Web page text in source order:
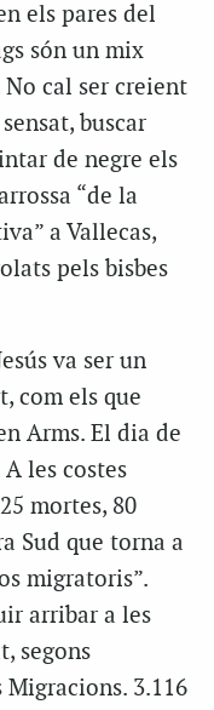
els pares del
són un mix
cal ser creient
buscar
de negre els
“de la
a Vallecas,
pels bisbes
va ser un
com els que
Arms. El dia de
les costes
mortes, 80
Sud que torna a
migratoris”.
arribar a les
segons
3.116